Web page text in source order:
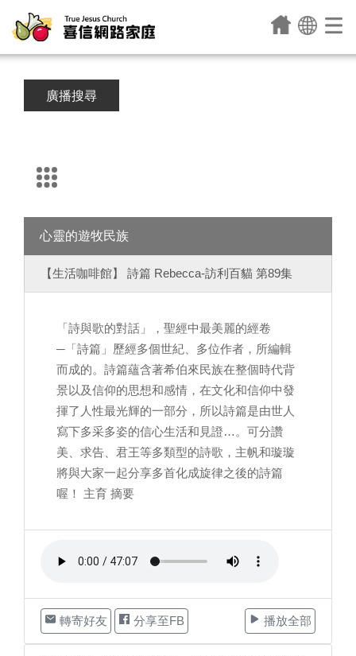
廣播搜尋
心靈的遊牧民族
【生活咖啡館】 詩篇 Rebecca-訪利百貓 第89集
「詩與歌的對話」，聖經中最美麗的經卷
─「詩篇」歷經多個世紀、多位作者，所編輯
而成的。詩篇蘊含著希伯來民族在整個時代背
景以及信仰的思想和感情，在文化和信仰中發
揮了人性最光輝的一部分，所以詩篇是由世人
寫下多采多姿的信心生活和見證…。可分讚
美、求告、君王等多類型的詩歌，主帆和璇璇
將與大家一起分享多首化成旋律之後的詩篇
喔！ 主育 摘要
轉寄好友 分享至FB 播放全部